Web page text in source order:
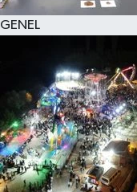
GENEL
YAŞAM